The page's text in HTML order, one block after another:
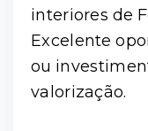
interiores de
Excelente
ou
valorização.